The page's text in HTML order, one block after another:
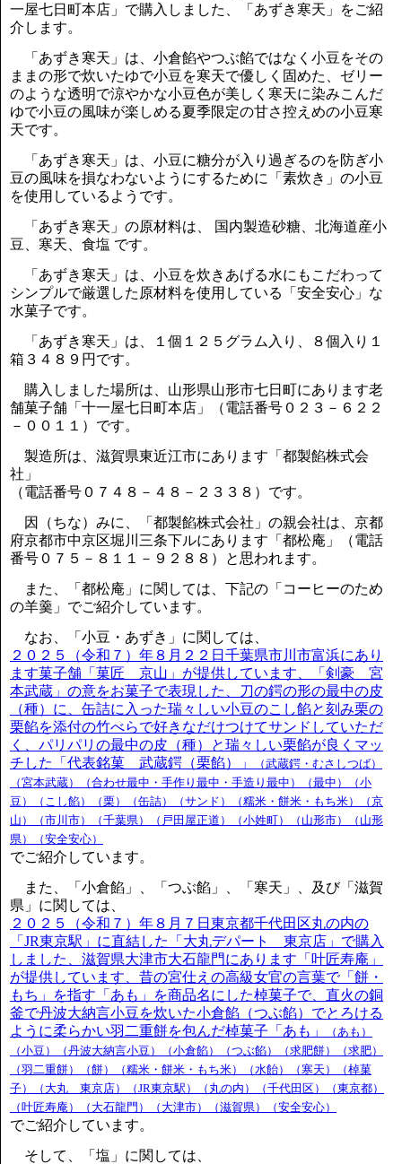
一屋七日町本店」で購入しました、「あずき寒天」をご紹
介します。
「あずき寒天」は、小倉餡やつぶ餡ではなく小豆をその
ままの形で炊いたゆで小豆を寒天で優しく固めた、ゼリー
のような透明で涼やかな小豆色が美しく寒天に染みこんだ
ゆで小豆の風味が楽しめる夏季限定の甘さ控えめの小豆寒
天です。
「あずき寒天」は、小豆に糖分が入り過ぎるのを防ぎ小
豆の風味を損なわないようにするために「素炊き」の小豆
を使用しているようです。
「あずき寒天」の原材料は、 国内製造砂糖、北海道産小
豆、寒天、食塩 です。
「あずき寒天」は、小豆を炊きあげる水にもこだわって
シンプルで厳選した原材料を使用している「安全安心」な
水菓子です。
「あずき寒天」は、１個１２５グラム入り、８個入り１
箱３４８９円です。
購入しました場所は、山形県山形市七日町にあります老
舗菓子舗「十一屋七日町本店」（電話番号０２３－６２２
－００１１）です。
製造所は、滋賀県東近江市にあります「都製餡株式会
社」
（電話番号０７４８－４８－２３３８）です。
因（ちな）みに、「都製餡株式会社」の親会社は、京都
府京都市中京区堀川三条下ルにあります「都松庵」（電話
番号０７５－８１１－９２８８）と思われます。
また、「都松庵」に関しては、下記の「コーヒーのため
の羊羹」でご紹介しています。
なお、「小豆・あずき」に関しては、
２０２５（令和７）年８月２２日千葉県市川市富浜にあり
ます菓子舗「菓匠 京山」が提供しています、「剣豪 宮
本武蔵」の意をお菓子で表現した、刀の鍔の形の最中の皮
（種）に、缶詰に入った瑞々しい小豆のこし餡と刻み栗の
栗餡を添付の竹べらで好きなだけつけてサンドしていただ
く、パリパリの最中の皮（種）と瑞々しい栗餡が良くマッ
チした「代表銘菓 武蔵鍔（栗餡）」
（武蔵鍔・むさしつば）
（宮本武蔵）（合わせ最中・手作り最中・手造り最中）（最中）（小
豆）（こし餡）（栗）（缶詰）（サンド）（糯米・餅米・もち米）（京
山）（市川市）（千葉県）（戸田屋正道）（小姓町）（山形市）（山形
県）（安全安心）
でご紹介しています。
また、「小倉餡」、「つぶ餡」、「寒天」、及び「滋賀
県」に関しては、
２０２５（令和７）年８月７日東京都千代田区丸の内の
「JR東京駅」に直結した「大丸デパート 東京店」で購入
しました、滋賀県大津市大石龍門にあります「叶匠寿庵」
が提供しています、昔の宮仕えの高級女官の言葉で「餅・
もち」を指す「あも」を商品名にした棹菓子で、直火の銅
釜で丹波大納言小豆を炊いた小倉餡（つぶ餡）でとろける
ように柔らかい羽二重餅を包んだ棹菓子「あも」
（あも）
（小豆）（丹波大納言小豆）（小倉餡）（つぶ餡）（求肥餅）（求肥）
（羽二重餅）（餅）（糯米・餅米・もち米）（水飴）（寒天）（棹菓
子）（大丸 東京店）（JR東京駅）（丸の内）（千代田区）（東京都）
（叶匠寿庵）（大石龍門）（大津市）（滋賀県）（安全安心）
でご紹介しています。
そして、「塩」に関しては、